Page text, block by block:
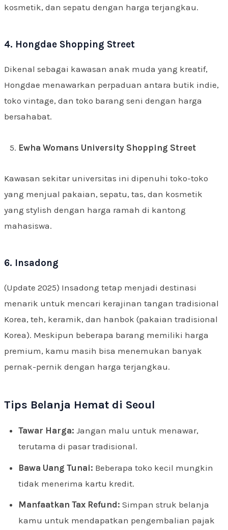
kosmetik, dan sepatu dengan harga terjangkau.
4. Hongdae Shopping Street
Dikenal sebagai kawasan anak muda yang kreatif,
Hongdae menawarkan perpaduan antara butik indie,
toko vintage, dan toko barang seni dengan harga
bersahabat.
Ewha Womans University Shopping Street
Kawasan sekitar universitas ini dipenuhi toko-toko
yang menjual pakaian, sepatu, tas, dan kosmetik
yang stylish dengan harga ramah di kantong
mahasiswa.
6. Insadong
(Update 2025) Insadong tetap menjadi destinasi
menarik untuk mencari kerajinan tangan tradisional
Korea, teh, keramik, dan hanbok (pakaian tradisional
Korea). Meskipun beberapa barang memiliki harga
premium, kamu masih bisa menemukan banyak
pernak-pernik dengan harga terjangkau.
Tips Belanja Hemat di Seoul
Tawar Harga: Jangan malu untuk menawar,
terutama di pasar tradisional.
Bawa Uang Tunai: Beberapa toko kecil mungkin
tidak menerima kartu kredit.
Manfaatkan Tax Refund: Simpan struk belanja
kamu untuk mendapatkan pengembalian pajak